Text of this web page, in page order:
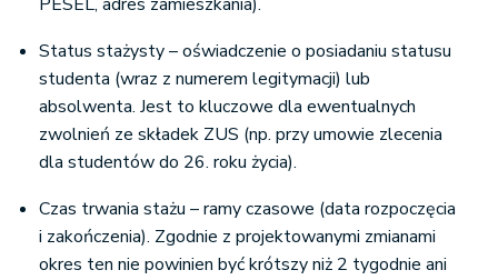
Status stażysty – oświadczenie o posiadaniu statusu
studenta (wraz z numerem legitymacji) lub
absolwenta. Jest to kluczowe dla ewentualnych
zwolnień ze składek ZUS (np. przy umowie zlecenia
dla studentów do 26. roku życia).
Czas trwania stażu – ramy czasowe (data rozpoczęcia
i zakończenia). Zgodnie z projektowanymi zmianami
okres ten nie powinien być krótszy niż 2 tygodnie ani